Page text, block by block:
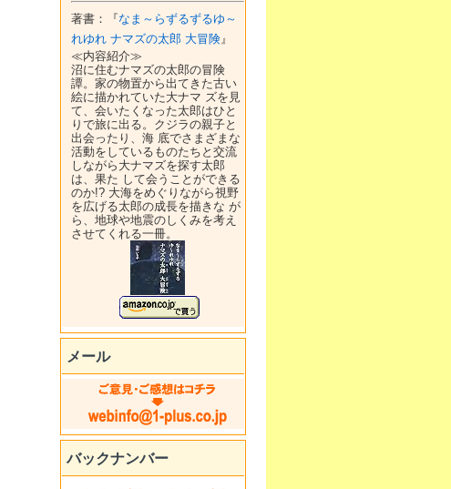
著書：『なま～らずるずるゆ～
れゆれ ナマズの太郎 大冒険』
≪内容紹介≫
沼に住むナマズの太郎の冒険
譚。家の物置から出てきた古い
絵に描かれていた大ナマ ズを見
て、会いたくなった太郎はひと
りで旅に出る。クジラの親子と
出会ったり、海 底でさまざまな
活動をしているものたちと交流
しながら大ナマズを探す太郎
は、果た して会うことができる
のか!? 大海をめぐりながら視野
を広げる太郎の成長を描きな が
ら、地球や地震のしくみを考え
させてくれる一冊。
メール
バックナンバー